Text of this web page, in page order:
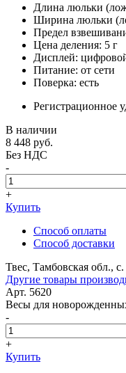
Длина люльки
Ширина люльки
Предел
Цена деления: 5 г
Дисплей:
Питание: от сети
Поверка: есть
Регистрационное
В наличии
8 448 руб.
Без НДС
-
+
Купить
Способ оплаты
Способ доставки
Твес, Тамбовская обл.,
Другие товары
Арт. 5620
Весы для
-
+
Купить